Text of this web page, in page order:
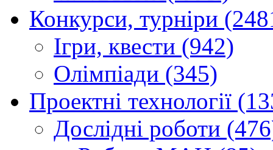
Конкурси, турніри
Ігри, квести (942)
Олімпіади (345)
Проектні технології
Дослідні роботи